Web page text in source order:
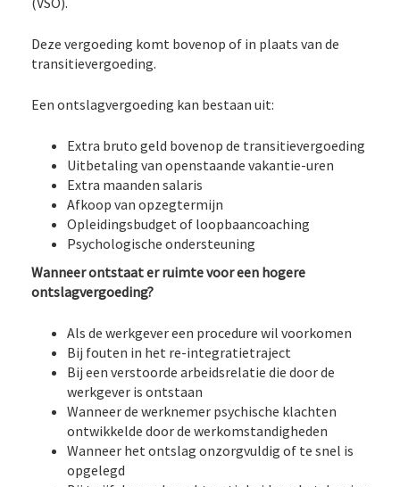
Deze vergoeding komt bovenop of in plaats van de
transitievergoeding.
Een ontslagvergoeding kan bestaan uit:
Extra bruto geld bovenop de transitievergoeding
Uitbetaling van openstaande vakantie-uren
Extra maanden salaris
Afkoop van opzegtermijn
Opleidingsbudget of loopbaancoaching
Psychologische ondersteuning
Wanneer ontstaat er ruimte voor een hogere
ontslagvergoeding?
Als de werkgever een procedure wil voorkomen
Bij fouten in het re-integratietraject
Bij een verstoorde arbeidsrelatie die door de
werkgever is ontstaan
Wanneer de werknemer psychische klachten
ontwikkelde door de werkomstandigheden
Wanneer het ontslag onzorgvuldig of te snel is
opgelegd